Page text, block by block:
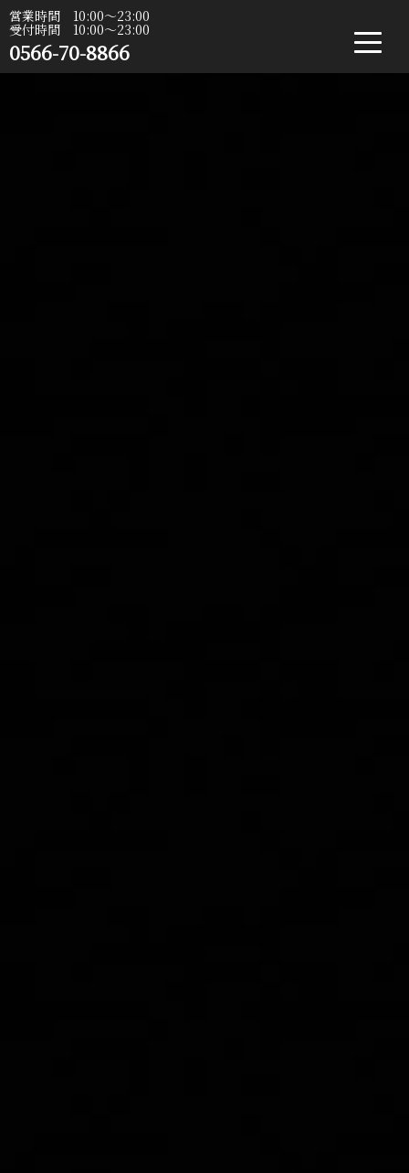
営業時間 10:00〜23:00
受付時間 10:00〜23:00
0566-70-8866